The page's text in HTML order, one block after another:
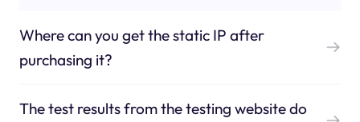
Where can you get the static IP after
purchasing it?
The test results from the testing website do